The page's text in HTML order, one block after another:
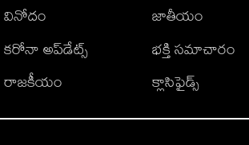
వినోదం
కరోనా అప్‌డేట్స్
రాజకీయం
జాతీయం
భక్తి సమాచారం
క్లాసిఫైడ్స్